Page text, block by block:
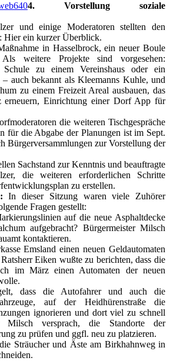
4. Vorstellung soziale
und einige Moderatoren stellten den
Hier ein kurzer Überblick.
in Hasselbrock, ein neuer Boule
Als weitere Projekte sind vorgesehen:
zu einem Vereinshaus oder ein
auch bekannt als Kleemanns Kuhle, und
zu einem Freizeit Areal ausbauen, das
erneuern, Einrichtung einer Dorf App für
die weiteren Tischgespräche
für die Abgabe der Planungen ist im Sept.
Bürgerversammlungen zur Vorstellung der
Sachstand zur Kenntnis und beauftragte
die weiteren erforderlichen Schritte
zu erstellen.
In dieser Sitzung waren viele Zuhörer
Fragen gestellt:
auf die neue Asphaltdecke
aufgebracht? Bürgermeister Milsch
kontaktieren.
Emsland einen neuen Geldautomaten
Eiken wußte zu berichten, dass die
im März einen Automaten der neuen
dass die Autofahrer und auch die
auf der Heidhürenstraße die
ignorieren und dort viel zu schnell
Milsch versprach, die Standorte der
zu prüfen und ggfl. neu zu platzieren.
Sträucher und Äste am Birkhahnweg in